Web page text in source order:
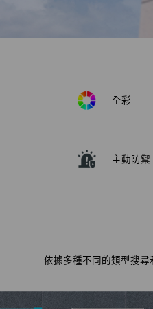
全彩
主動防禦
依據多種不同的類型搜尋